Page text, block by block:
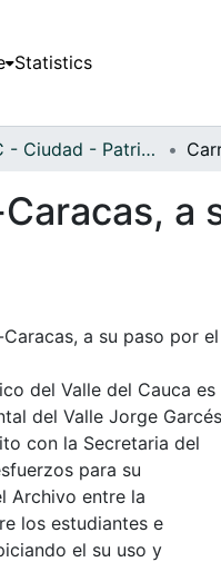
Statistics
APFFVC - Ciudad - Patrimonial
a
a su paso por el
del Valle del Cauca es
del Valle Jorge Garcés
con la Secretaria del
para su
Archivo entre la
los estudiantes e
el su uso y